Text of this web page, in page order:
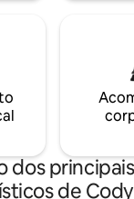
dos
de Cody